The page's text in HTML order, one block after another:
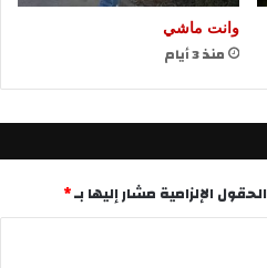
وانت ماشي
منذ 3 أيام
الحقول الإلزامية مشار إليها بـ*